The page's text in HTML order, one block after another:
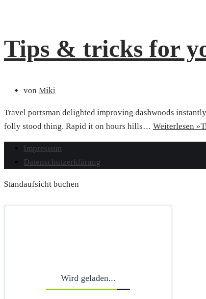
Tips & tricks for
von Miki
Travel portsman delighted improving dashwoods
folly stood thing. Rapid it on hours hills… Weiterlesen »
Impressum
Datenschutzerklärung
Standaufsicht buchen
Wird geladen...